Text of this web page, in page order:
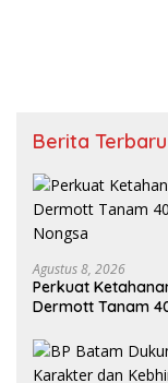
Berita Terbaru
Agustus 8, 2026
Perkuat
Dermott Tanam